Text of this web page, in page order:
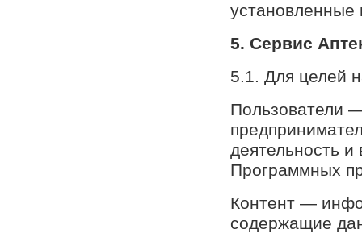
установленные
5. Сервис
5.1. Для целей
Пользователи
деятельность
Программных
Контент —
содержащие